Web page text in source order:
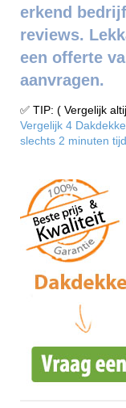
erkend
reviews.
een offerte
aanvragen.
✅ TIP: ( Vergelijk
Vergelijk 4
slechts 2 minuten